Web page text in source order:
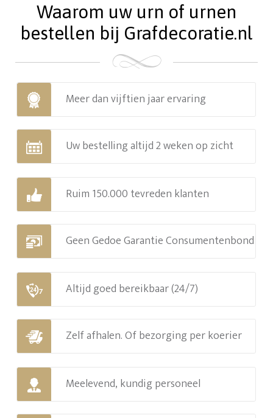
Waarom uw urn of urnen
bestellen bij Grafdecoratie.nl
Meer dan vijftien jaar ervaring
Uw bestelling altijd 2 weken op zicht
Ruim 150.000 tevreden klanten
Geen Gedoe Garantie Consumentenbond
Altijd goed bereikbaar (24/7)
Zelf afhalen. Of bezorging per koerier
Meelevend, kundig personeel